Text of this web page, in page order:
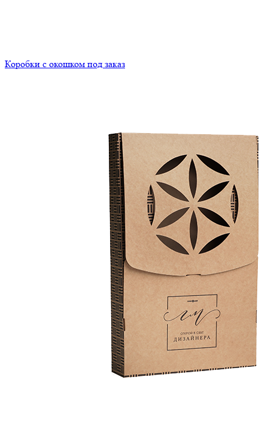
Коробки с окошком под заказ